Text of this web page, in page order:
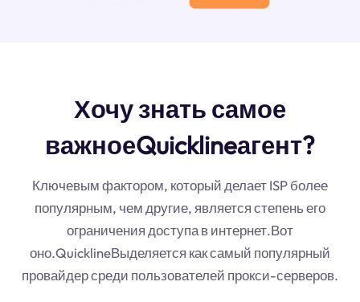
Хочу знать самое
важноеQuicklineагент?
Ключевым фактором, который делает ISP более
популярным, чем другие, является степень его
ограничения доступа в интернет.Вот
оно.QuicklineВыделяется как самый популярный
провайдер среди пользователей прокси-серверов.